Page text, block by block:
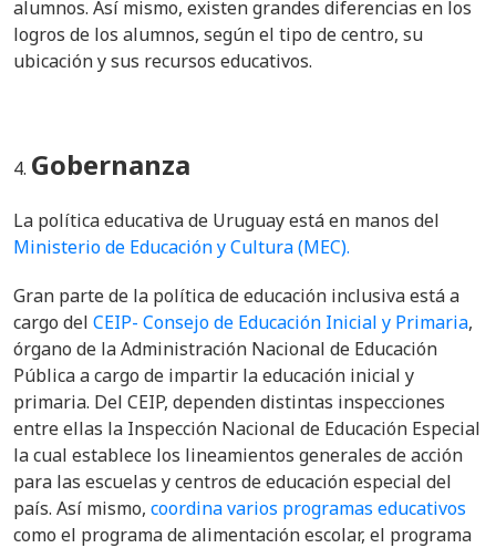
alumnos. Así mismo, existen grandes diferencias en los
logros de los alumnos, según el tipo de centro, su
ubicación y sus recursos educativos.
Gobernanza
La política educativa de Uruguay está en manos del
Ministerio de Educación y Cultura (MEC).
Gran parte de la política de educación inclusiva está a
cargo del CEIP- Consejo de Educación Inicial y Primaria,
órgano de la Administración Nacional de Educación
Pública a cargo de impartir la educación inicial y
primaria. Del CEIP, dependen distintas inspecciones
entre ellas la Inspección Nacional de Educación Especial
la cual establece los lineamientos generales de acción
para las escuelas y centros de educación especial del
país. Así mismo, coordina varios programas educativos
como el programa de alimentación escolar, el programa